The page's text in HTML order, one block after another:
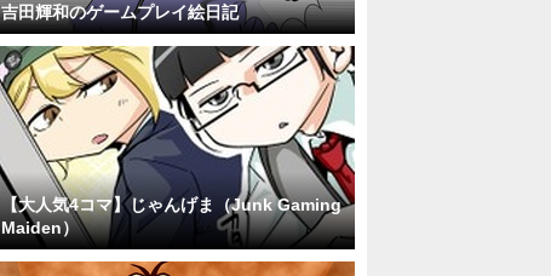
吉田輝和のゲームプレイ絵日記
【大人気4コマ】じゃんげま（Junk Gaming
Maiden）